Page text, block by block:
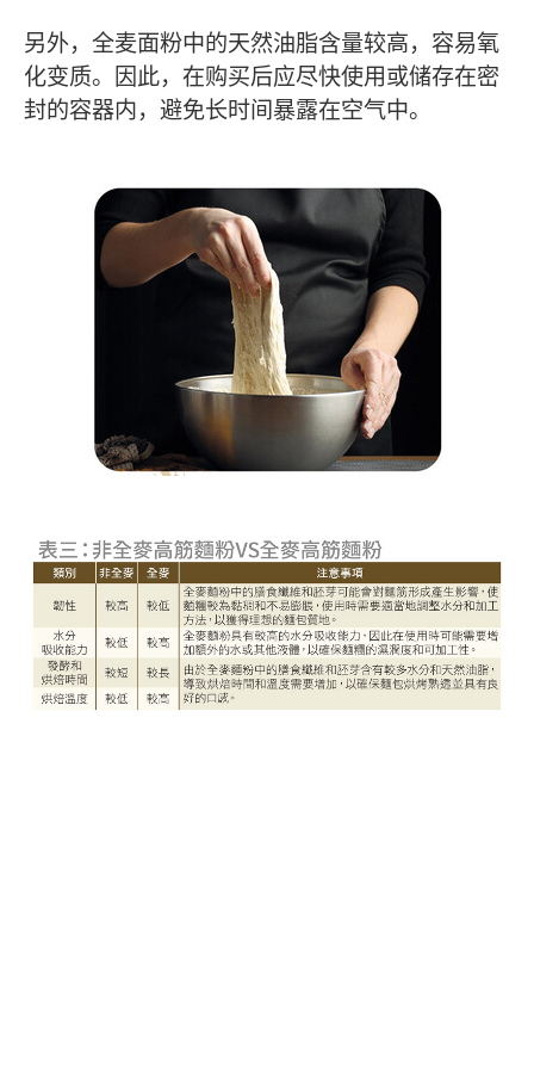
另外，全麦面粉中的天然油脂含量较高，容易氧
化变质。因此，在购买后应尽快使用或储存在密
封的容器内，避免长时间暴露在空气中。